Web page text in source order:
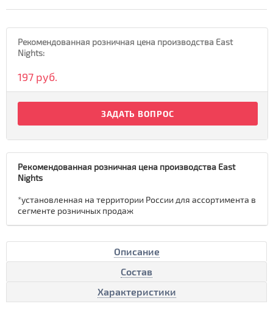
Рекомендованная розничная цена производства East
Nights:
197 руб.
ЗАДАТЬ ВОПРОС
Рекомендованная розничная цена производства East
Nights
*установленная на территории России для ассортимента в
сегменте розничных продаж
Описание
Состав
Характеристики